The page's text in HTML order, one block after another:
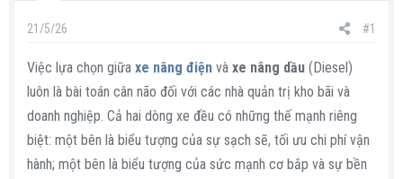
e
21/5/26 #1
Việc lựa chọn giữa xe nâng điện và xe nâng dầu (Diesel)
luôn là bài toán cân não đối với các nhà quản trị kho bãi và
doanh nghiệp. Cả hai dòng xe đều có những thế mạnh riêng
biệt: một bên là biểu tượng của sự sạch sẽ, tối ưu chi phí vận
hành; một bên là biểu tượng của sức mạnh cơ bắp và sự bền